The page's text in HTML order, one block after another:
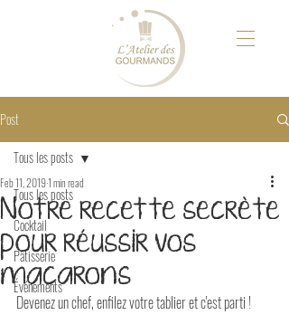
Post
Tous les posts
Cocktail
Pâtisserie
Événements
Tous les posts
Notre recette secrète
pour réussir vos
macarons
Feb 11, 20191 min read
Devenez un chef, enfilez votre tablier et c'est parti !